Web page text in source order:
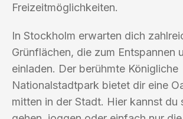
Freizeitmöglichkeiten.
In Stockholm erwarten dich
Grünflächen, die zum Entspannen
einladen. Der berühmte Königliche
Nationalstadtpark bietet dir eine
mitten in der Stadt. Hier kannst du